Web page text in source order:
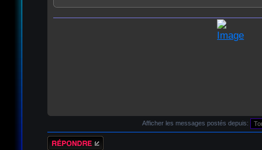
Afficher les messages postés depuis:
Répondre